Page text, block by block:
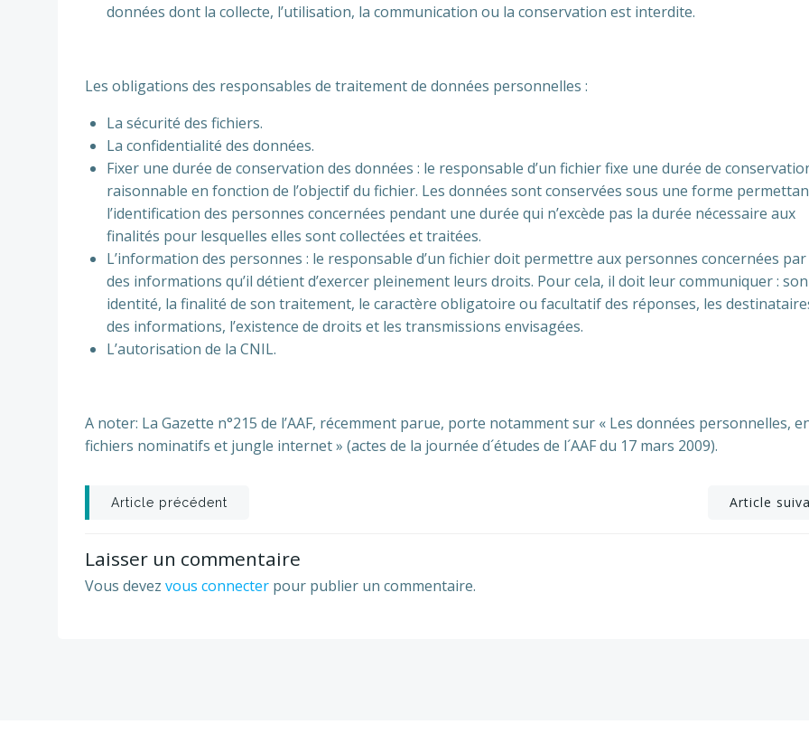
données dont la collecte, l’utilisation, la communication ou la conservation est interdite.
Les obligations des responsables de traitement de données personnelles :
La sécurité des fichiers.
La confidentialité des données.
Fixer une durée de conservation des données : le responsable d’un fichier fixe une durée de
raisonnable en fonction de l’objectif du fichier. Les données sont conservées sous une forme
l’identification des personnes concernées pendant une durée qui n’excède pas la durée nécessaire aux
finalités pour lesquelles elles sont collectées et traitées.
L’information des personnes : le responsable d’un fichier doit permettre aux personnes concernées par
des informations qu’il détient d’exercer pleinement leurs droits. Pour cela, il doit leur communiquer : son
identité, la finalité de son traitement, le caractère obligatoire ou facultatif des réponses, les
des informations, l’existence de droits et les transmissions envisagées.
L’autorisation de la CNIL.
A noter: La Gazette n°215 de l’AAF, récemment parue, porte notamment sur « Les données personnelles,
fichiers nominatifs et jungle internet » (actes de la journée d´études de l´AAF du 17 mars 2009).
Post
navigation
Article précédent Article
Laisser un commentaire
Vous devez vous connecter pour publier un commentaire.